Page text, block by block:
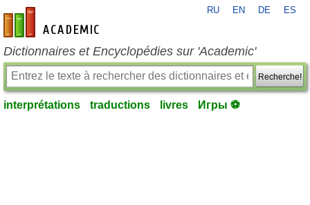
fr-academic.com
RU EN DE ES
Dictionnaires et Encyclopédies sur 'Academic'
Recherche!
interprétations traductions livres Игры ⚽